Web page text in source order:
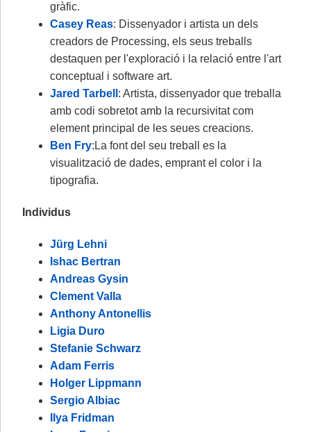
gràfic.
Casey Reas: Dissenyador i artista un dels
creadors de Processing, els seus treballs
destaquen per l'exploració i la relació entre l'art
conceptual i software art.
Jared Tarbell : Artista, dissenyador que treballa
amb codi sobretot amb la recursivitat com
element principal de les seues creacions.
Ben Fry:La font del seu treball es la
visualització de dades, emprant el color i la
tipografia.
Individus
Jürg Lehni
Ishac Bertran
Andreas Gysin
Clement Valla
Anthony Antonellis
Ligia Duro
Stefanie Schwarz
Adam Ferris
Holger Lippmann
Sergio Albiac
Ilya Fridman